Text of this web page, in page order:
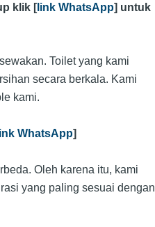
klik [link WhatsApp] untuk
Toilet yang kami
secara berkala. Kami
kami.
WhatsApp]
Oleh karena itu, kami
yang paling sesuai dengan